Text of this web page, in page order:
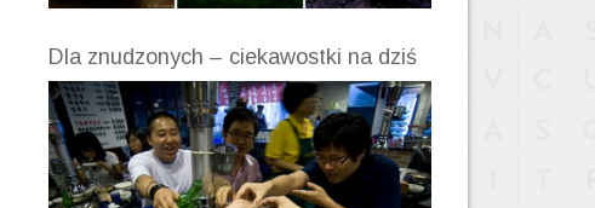
Dla znudzonych – ciekawostki na dziś